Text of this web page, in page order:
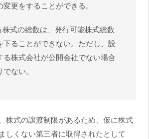
更をすることができる。
式の総数は、発行可能株式総数
下ることができない。ただし、設
る株式会社が公開会社でない場合
ない。
株式の譲渡制限があるため、仮に株式
しくない第三者に取得されたとして